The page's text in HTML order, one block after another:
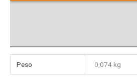
Peso 0,074 kg